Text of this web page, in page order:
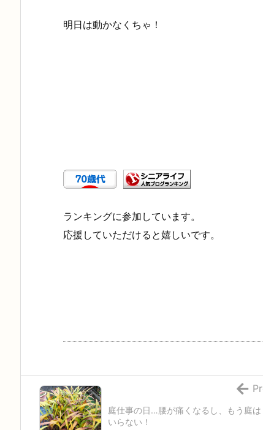
明日は動かなくちゃ！
ランキングに参加しています。
応援していただけると嬉しいです。
庭仕事の日…腰が痛くなるし、もう庭は
いらない！